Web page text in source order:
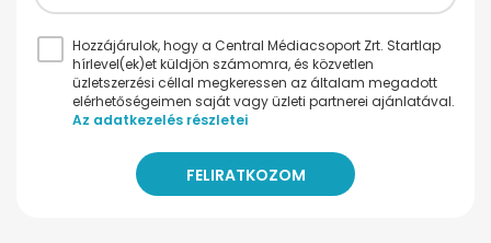
Hozzájárulok, hogy a Central Médiacsoport Zrt. Startlap
hírlevel(ek)et küldjön számomra, és közvetlen
üzletszerzési céllal megkeressen az általam megadott
elérhetőségeimen saját vagy üzleti partnerei ajánlatával.
Az adatkezelés részletei